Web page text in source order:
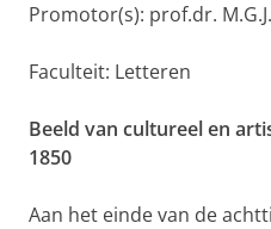
Promotor(s): prof.dr.
Faculteit: Letteren
Beeld van cultureel en
1850
Aan het einde van de